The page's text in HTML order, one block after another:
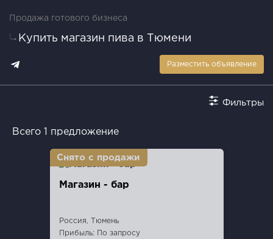
Продажа готового бизнеса
Купить магазин пива в Тюмени
Разместить объявление
Фильтры
Всего 1 предложение
Магазин - бар
Россия, Тюмень
Прибыль: По запросу